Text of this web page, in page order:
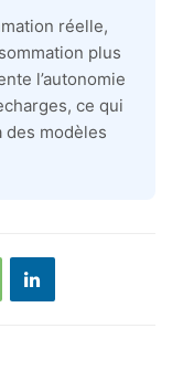
réelle,
plus
l’autonomie
ce qui
des modèles